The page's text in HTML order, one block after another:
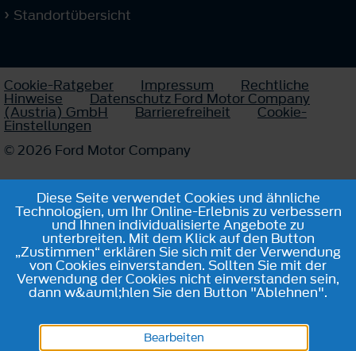
Standortübersicht
Cookie-Ratgeber Impressum Rechtliche
Hinweise Datenschutz Ford Motor Company
(Austria) GmbH Barrierefreiheit Cookie-
Einstellungen
© 2026 Ford Motor Company
Diese Seite verwendet Cookies und ähnliche
Technologien, um Ihr Online-Erlebnis zu verbessern
und Ihnen individualisierte Angebote zu
unterbreiten. Mit dem Klick auf den Button
„Zustimmen“ erklären Sie sich mit der Verwendung
von Cookies einverstanden. Sollten Sie mit der
Verwendung der Cookies nicht einverstanden sein,
dann w&auml;hlen Sie den Button "Ablehnen".
Bearbeiten